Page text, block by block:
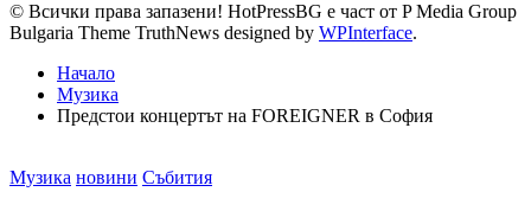
© Всички права запазени! HotPressBG е част от P Media Group
Bulgaria Theme TruthNews designed by WPInterface.
Начало
Музика
Предстои концертът на FOREIGNER в София
Posted
Музика новини Събития